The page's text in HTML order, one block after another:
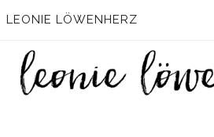
LEONIE LÖWENHERZ